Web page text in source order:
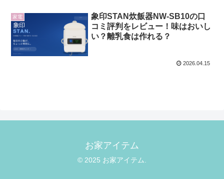
家電
象印STAN炊飯器NW-SB10の口
コミ評判をレビュー！味はおいし
い？離乳食は作れる？
2026.04.15
お家アイテム
© 2025 お家アイテム.